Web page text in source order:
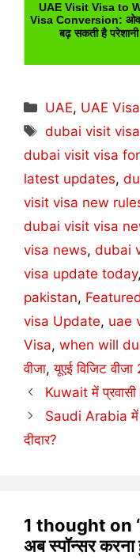
UAE Visit Visa to
Visa Conversion:
बढ़ सकती है परेशानी
Categories
UAE, UAE
Tags
dubai visit visa
dubai visit visa
latest updates,
visit visa new
dubai visit visa
visa news, dubai
visa update today,
pakistan,
visa Update, uae
Visa, when will
वीजा,यूएई विजिट
Kuwait में प्रवासी
Saudi Arabia में
दीदार?
1 thought on
अब स्पॉन्सर